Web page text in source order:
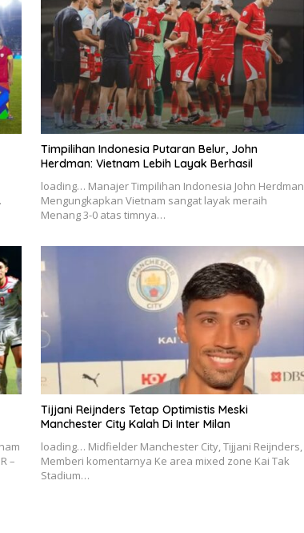
Timpilihan Indonesia Putaran Belur, John
Herdman: Vietnam Lebih Layak Berhasil
loading… Manajer Timpilihan Indonesia John Herdman
Mengungkapkan Vietnam sangat layak meraih
Menang 3-0 atas timnya…
–
Tijjani Reijnders Tetap Optimistis Meski
Manchester City Kalah Di Inter Milan
loading… Midfielder Manchester City, Tijjani Reijnders,
Memberi komentarnya Ke area mixed zone Kai Tak
Stadium…